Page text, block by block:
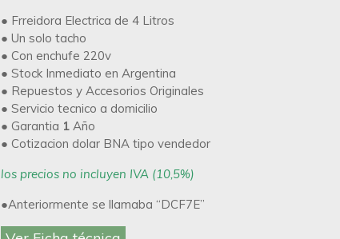
● Frreidora Electrica de 4 Litros
● Un solo tacho
● Con enchufe 220v
● Stock Inmediato en Argentina
● Repuestos y Accesorios Originales
● Servicio tecnico a domicilio
● Garantia 1Año
● Cotizacion dolar BNA tipo vendedor
los precios no incluyen IVA (10,5%)
●Anteriormente se llamaba “DCF7E”